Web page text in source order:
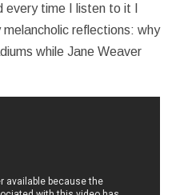
every time I listen to it I
reflections: why
while Jane Weaver